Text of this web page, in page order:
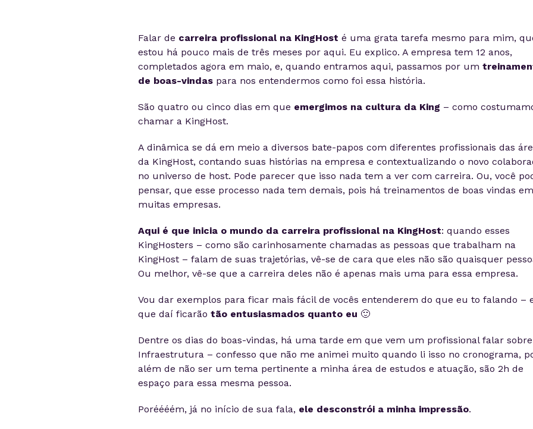
Falar de carreira profissional na KingHost é uma grata tarefa mesmo para mim,
estou há pouco mais de três meses por aqui. Eu explico. A empresa tem 12 anos,
completados agora em maio, e, quando entramos aqui, passamos por um
de boas-vindaspara nos entendermos como foi essa história.
São quatro ou cinco dias em que emergimos na cultura da King – como
chamar a KingHost.
A dinâmica se dá em meio a diversos bate-papos com diferentes profissionais das
da KingHost, contando suas histórias na empresa e contextualizando o novo
no universo de host. Pode parecer que isso nada tem a ver com carreira. Ou, você
pensar, que esse processo nada tem demais, pois há treinamentos de boas vindas em
muitas empresas.
Aqui é que inicia o mundo da carreira profissional na KingHost: quando esses
KingHosters – como são carinhosamente chamadas as pessoas que trabalham na
KingHost – falam de suas trajetórias, vê-se de cara que eles não são quaisquer
Ou melhor, vê-se que a carreira deles não é apenas mais uma para essa empresa.
Vou dar exemplos para ficar mais fácil de vocês entenderem do que eu to falando –
que daí ficarão tão entusiasmados quanto eu 🙂
Dentre os dias do boas-vindas, há uma tarde em que vem um profissional falar sobre
Infraestrutura – confesso que não me animei muito quando li isso no cronograma,
além de não ser um tema pertinente a minha área de estudos e atuação, são 2h de
espaço para essa mesma pessoa.
Poréééém, já no início de sua fala, ele desconstrói a minha impressão.